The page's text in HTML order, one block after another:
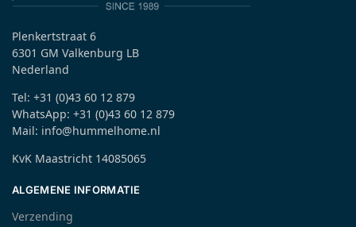
Plenkertstraat 6
6301 GM Valkenburg LB
Nederland
Tel: +31 (0)43 60 12 879
WhatsApp: +31 (0)43 60 12 879
Mail: info@hummelhome.nl
KvK Maastricht 14085065
ALGEMENE INFORMATIE
Verzending